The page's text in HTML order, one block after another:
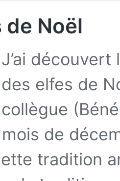
de Noël
J’ai découvert
des elfes de
collègue
de
tradition